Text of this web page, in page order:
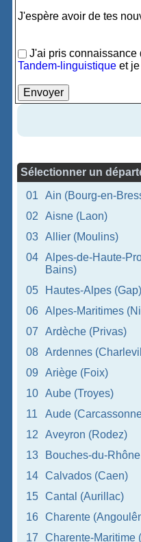
J'espère avoir de tes
J'ai pris
Tandem-linguistique et
Sélectionner un
01
Ain (Bourg-en-
02
Aisne (Laon)
03
Allier (Moulins)
04
Alpes-de-Haute-
Bains)
05 Hautes-Alpes (Gap)
06
Alpes-Maritimes
07
Ardèche (Privas)
08
Ardennes
09
Ariège (Foix)
10
Aube (Troyes)
11
Aude
12
Aveyron (Rodez)
13
Bouches-du-
14
Calvados (Caen)
15
Cantal (Aurillac)
16
Charente
17
Charente-Maritime